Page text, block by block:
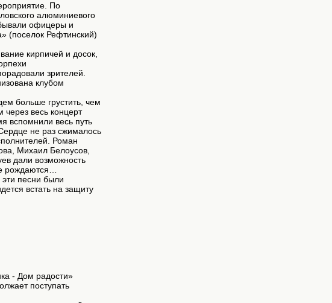
По
алюминиевого
офицеры и
(поселок Рефтинский)
кирпичей и досок,
зрителей.
клубом
больше грустить, чем
весь концерт
вспомнили весь путь
не раз сжималось
Роман
Михаил Белоусов,
дали возможность
рождаются…
эти песни были
встать на защиту
- Дом радости»
поступать